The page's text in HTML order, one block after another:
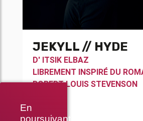
En
poursuivant
JEKYLL // HYDE
D' ITSIK ELBAZ
LIBREMENT INSPIRÉ DU
ROBERT LOUIS STEVENSON